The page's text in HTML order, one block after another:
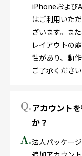
iPhoneおよび
はご利用いた
ざいます。ま
レイアウトの
性があり、動
ご了承ください
Q.アカウント
か？
A.法人パッケージ